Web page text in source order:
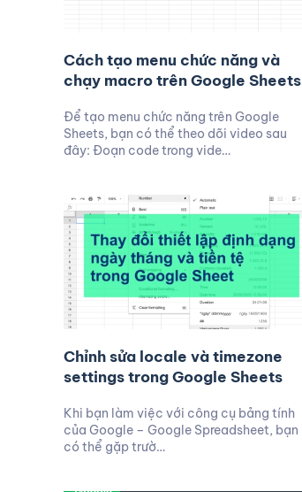
Cách tạo menu chức năng và
chạy macro trên Google Sheets
Để tạo menu chức năng trên Google
Sheets, bạn có thể theo dõi video sau
đây: Đoạn code trong vide…
Chỉnh sửa locale và timezone
settings trong Google Sheets
Khi bạn làm việc với công cụ bảng tính
của Google – Google Spreadsheet, bạn
có thể gặp trườ…